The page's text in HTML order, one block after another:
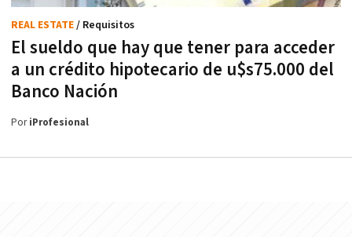
El sueldo que hay que tener para acceder
a un crédito hipotecario de u$s75.000 del
Banco Nación
REAL ESTATE/ Requisitos
PoriProfesional